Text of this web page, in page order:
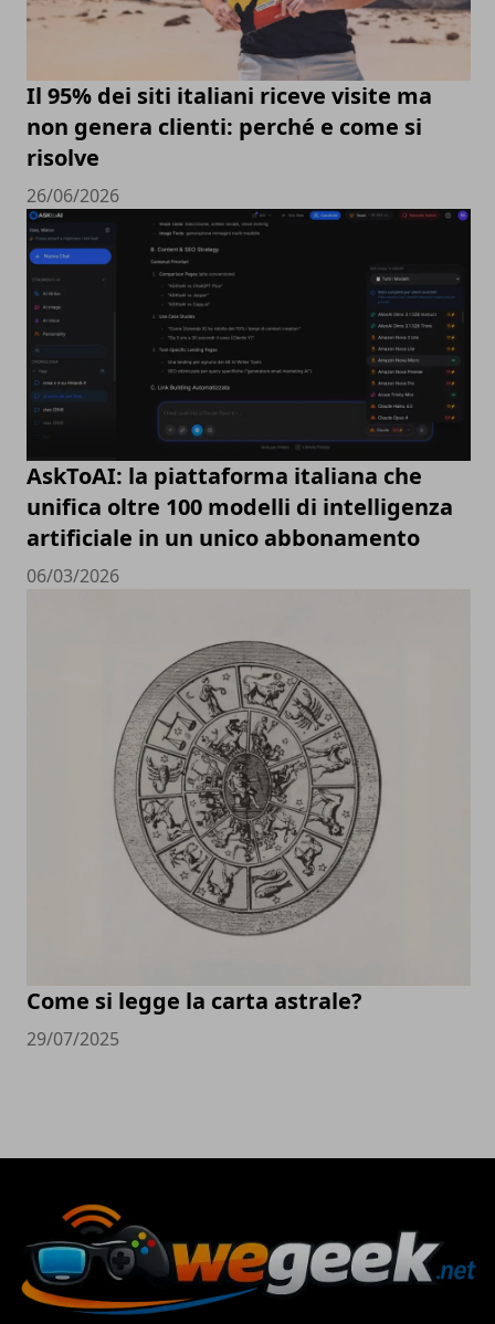
Il 95% dei siti italiani riceve visite ma
non genera clienti: perché e come si
risolve
26/06/2026
AskToAI: la piattaforma italiana che
unifica oltre 100 modelli di intelligenza
artificiale in un unico abbonamento
06/03/2026
Come si legge la carta astrale?
29/07/2025